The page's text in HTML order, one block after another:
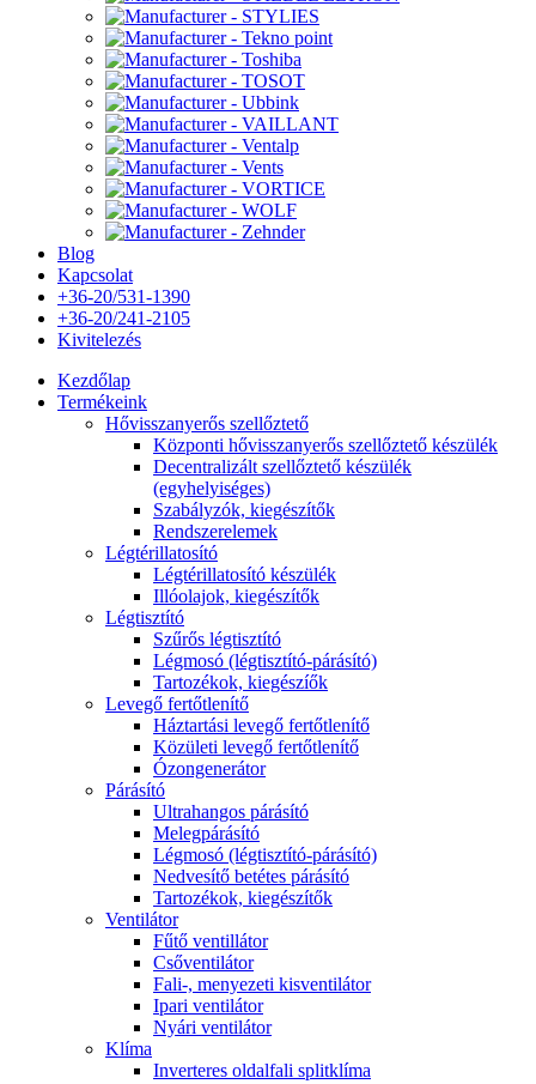
Blog
Kapcsolat
+36-20/531-1390
+36-20/241-2105
Kivitelezés
Kezdőlap
Termékeink
Hővisszanyerős szellőztető
Központi hővisszanyerős szellőztető készülék
Decentralizált szellőztető készülék
(egyhelyiséges)
Szabályzók, kiegészítők
Rendszerelemek
Légtérillatosító
Légtérillatosító készülék
Illóolajok, kiegészítők
Légtisztító
Szűrős légtisztító
Légmosó (légtisztító-párásító)
Tartozékok, kiegészíők
Levegő fertőtlenítő
Háztartási levegő fertőtlenítő
Közületi levegő fertőtlenítő
Ózongenerátor
Párásító
Ultrahangos párásító
Melegpárásító
Légmosó (légtisztító-párásító)
Nedvesítő betétes párásító
Tartozékok, kiegészítők
Ventilátor
Fűtő ventillátor
Csőventilátor
Fali-, menyezeti kisventilátor
Ipari ventilátor
Nyári ventilátor
Klíma
Inverteres oldalfali splitklíma